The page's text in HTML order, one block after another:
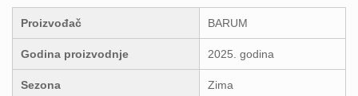
Proizvođač BARUM
Godina proizvodnje 2025. godina
Sezona Zima